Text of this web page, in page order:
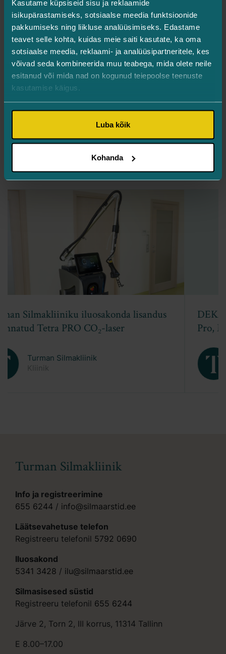
Kasutame küpsiseid sisu ja reklaamide
isikupärastamiseks, sotsiaalse meedia funktsioonide
pakkumiseks ning liikluse analüüsimiseks. Edastame
teavet selle kohta, kuidas meie saiti kasutate, ka oma
sotsiaalse meedia, reklaami- ja analüüsipartneritele, kes
võivad seda kombineerida muu teabega, mida olete neile
esitanud või mida nad on kogunud teiepoolse teenuste
kasutamise käigus.
Luba kõik
Kohanda
EMAS konverents 2026: Esteetilise
meditsiini uued horisondid
Turman Silmakliinik
DEKA praktiline koolitus: fookuses Tetra
Pro, Motus Pro ja RedTouch
Turman Silmakliinik
Turman Silmakliinik
Info ja registreerimine
655 6244 / info@silmaarstid.ee
Läätsevahetuse telefon
Registreeru telefonil 5792 0690
Iluosakond
5341 3428 / ilu@silmaarstid.ee
Silmasisesed süstid
Registreeru telefonil 655 6244
Järve 2, Torn 2, III korrus, 11314 Tallinn
E 8.00–17.00